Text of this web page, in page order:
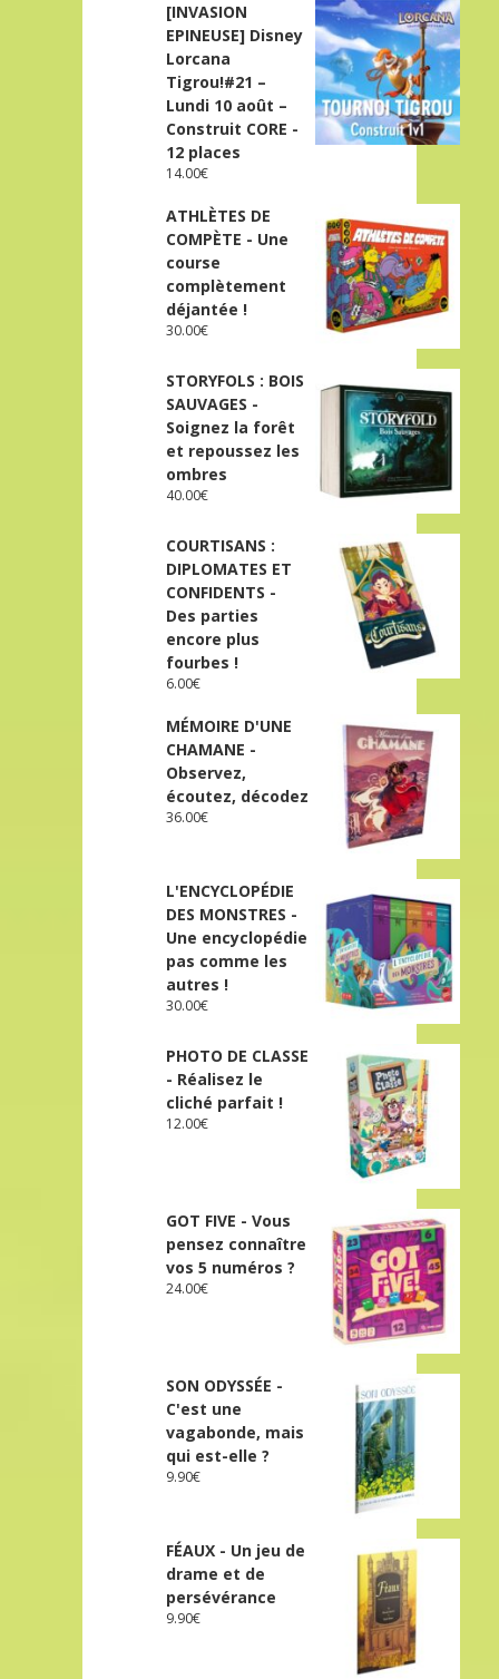
[INVASION
EPINEUSE] Disney
Lorcana
Tigrou!#21 –
Lundi 10 août –
Construit CORE -
12 places
14.00€
ATHLÈTES DE
COMPÈTE - Une
course
complètement
déjantée !
30.00€
STORYFOLS : BOIS
SAUVAGES -
Soignez la forêt
et repoussez les
ombres
40.00€
COURTISANS :
DIPLOMATES ET
CONFIDENTS -
Des parties
encore plus
fourbes !
6.00€
MÉMOIRE D'UNE
CHAMANE -
Observez,
écoutez, décodez
36.00€
L'ENCYCLOPÉDIE
DES MONSTRES -
Une encyclopédie
pas comme les
autres !
30.00€
PHOTO DE CLASSE
- Réalisez le
cliché parfait !
12.00€
GOT FIVE - Vous
pensez connaître
vos 5 numéros ?
24.00€
SON ODYSSÉE -
C'est une
vagabonde, mais
qui est-elle ?
9.90€
FÉAUX - Un jeu de
drame et de
persévérance
9.90€